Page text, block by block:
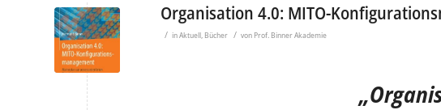
Organisation 4.0: MITO-
/ inAktuell, Bücher / von Prof. Binner Akademie
„